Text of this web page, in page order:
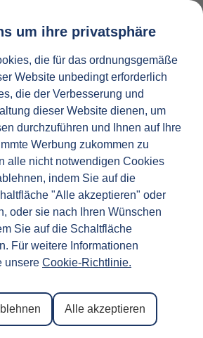
zu
und
in
| Dimora
Schatzkammer voller
Sie sicher alles entdecken
Stadt zu bieten hat. Und
Ausgangspunkt sein als die
um ihre privatsphäre
die für das ordnungsgemäße
Website unbedingt erforderlich
die der Verbesserung und
dieser Website dienen, um
durchzuführen und Ihnen auf Ihre
Werbung zukommen zu
alle nicht notwendigen Cookies
indem Sie auf die
"Alle akzeptieren" oder
oder sie nach Ihren Wünschen
Sie auf die Schaltfläche
Für weitere Informationen
unsere Cookie-Richtlinie.
Alle akzeptieren